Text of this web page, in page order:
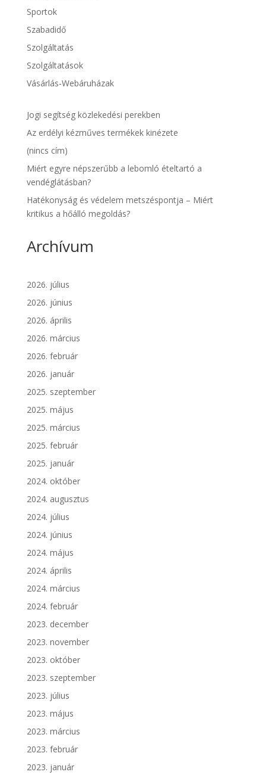
Sportok
Szabadidő
Szolgáltatás
Szolgáltatások
Vásárlás-Webáruházak
Jogi segítség közlekedési perekben
Az erdélyi kézműves termékek kinézete
(nincs cím)
Miért egyre népszerűbb a lebomló ételtartó a
vendéglátásban?
Hatékonyság és védelem metszéspontja – Miért
kritikus a hőálló megoldás?
Archívum
2026. július
2026. június
2026. április
2026. március
2026. február
2026. január
2025. szeptember
2025. május
2025. március
2025. február
2025. január
2024. október
2024. augusztus
2024. július
2024. június
2024. május
2024. április
2024. március
2024. február
2023. december
2023. november
2023. október
2023. szeptember
2023. július
2023. május
2023. március
2023. február
2023. január